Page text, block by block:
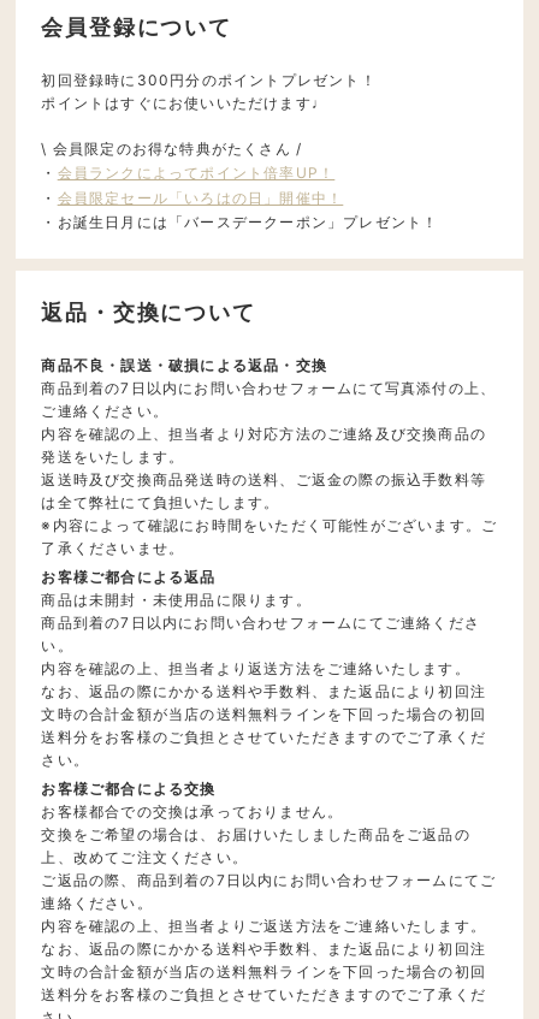
会員登録について
初回登録時に300円分のポイントプレゼント！
ポイントはすぐにお使いいただけます♩
\ 会員限定のお得な特典がたくさん /
・ 会員ランクによってポイント倍率UP！
・ 会員限定セール「いろはの日」開催中！
・お誕生日月には「バースデークーポン」プレゼント！
返品・交換について
商品不良・誤送・破損による返品・交換
商品到着の7日以内にお問い合わせフォームにて写真添付の上、
ご連絡ください。
内容を確認の上、担当者より対応方法のご連絡及び交換商品の
発送をいたします。
返送時及び交換商品発送時の送料、ご返金の際の振込手数料等
は全て弊社にて負担いたします。
※内容によって確認にお時間をいただく可能性がございます。ご
了承くださいませ。
お客様ご都合による返品
商品は未開封・未使用品に限ります。
商品到着の7日以内にお問い合わせフォームにてご連絡くださ
い。
内容を確認の上、担当者より返送方法をご連絡いたします。
なお、返品の際にかかる送料や手数料、また返品により初回注
文時の合計金額が当店の送料無料ラインを下回った場合の初回
送料分をお客様のご負担とさせていただきますのでご了承くだ
さい。
お客様ご都合による交換
お客様都合での交換は承っておりません。
交換をご希望の場合は、お届けいたしました商品をご返品の
上、改めてご注文ください。
ご返品の際、商品到着の7日以内にお問い合わせフォームにてご
連絡ください。
内容を確認の上、担当者よりご返送方法をご連絡いたします。
なお、返品の際にかかる送料や手数料、また返品により初回注
文時の合計金額が当店の送料無料ラインを下回った場合の初回
送料分をお客様のご負担とさせていただきますのでご了承くだ